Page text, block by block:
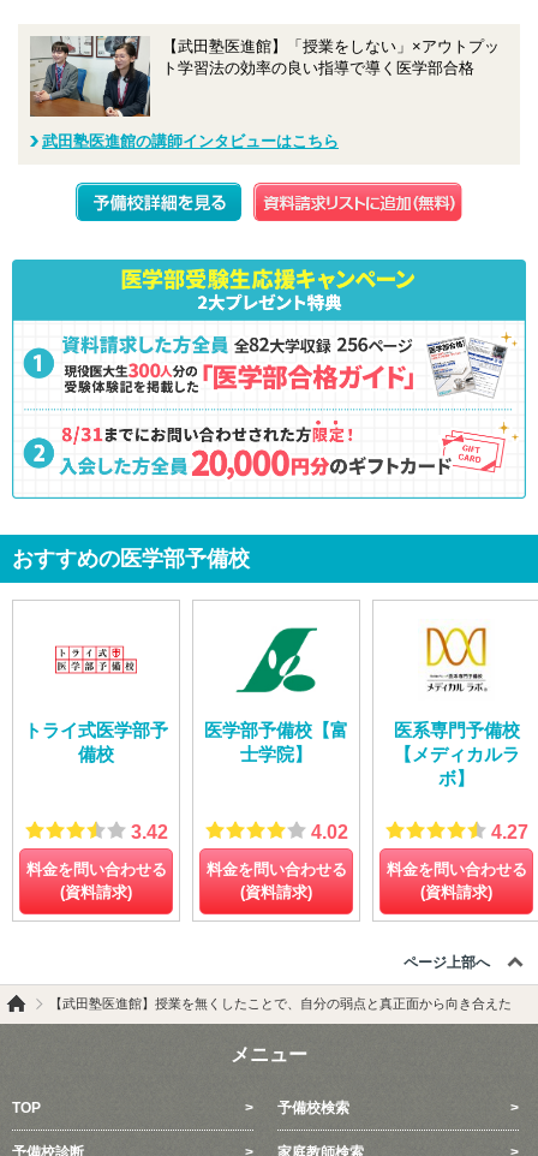
【武田塾医進館】「授業をしない」×アウトプッ
ト学習法の効率の良い指導で導く医学部合格
武田塾医進館の講師インタビューはこちら
おすすめの医学部予備校
トライ式医学部予
備校
3.42
料金を問い合わせる
(資料請求)
医学部予備校【富
士学院】
4.02
料金を問い合わせる
(資料請求)
医系専門予備校
【メディカルラ
ボ】
4.27
料金を問い合わせる
(資料請求)
ページ上部へ
【武田塾医進館】授業を無くしたことで、自分の弱点と真正面から向き合えた
メニュー
TOP 予備校検索
予備校診断 家庭教師検索